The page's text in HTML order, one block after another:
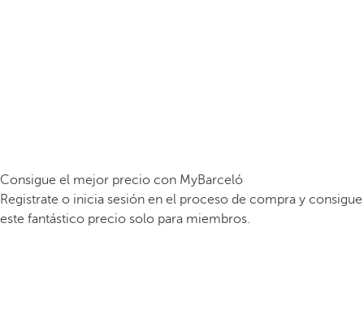
Consigue el mejor precio con MyBarceló
Registrate o inicia sesión en el proceso de compra y consigue
este fantástico precio solo para miembros.